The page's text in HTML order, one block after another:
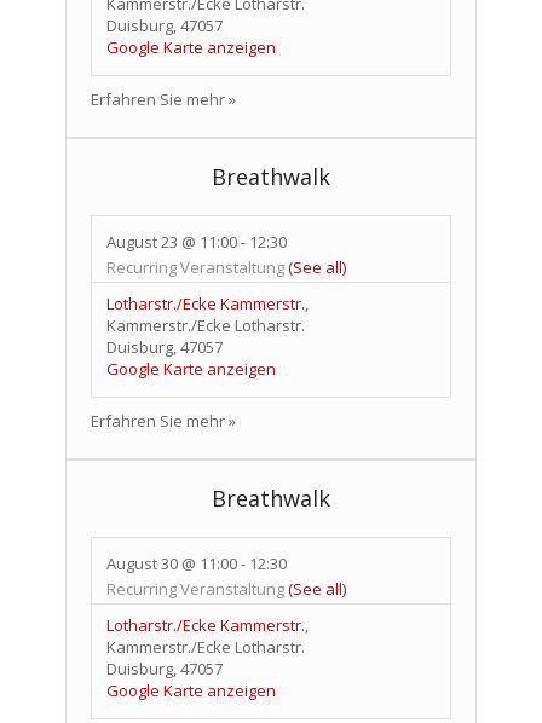
Duisburg,47057
Google Karte anzeigen
Erfahren Sie mehr »
Breathwalk
August 23 @ 11:00- 12:30
Recurring Veranstaltung(See all)
Lotharstr./Ecke Kammerstr.,
Kammerstr./Ecke Lotharstr.
Duisburg,47057
Google Karte anzeigen
Erfahren Sie mehr »
Breathwalk
August 30 @ 11:00- 12:30
Recurring Veranstaltung(See all)
Lotharstr./Ecke Kammerstr.,
Kammerstr./Ecke Lotharstr.
Duisburg,47057
Google Karte anzeigen